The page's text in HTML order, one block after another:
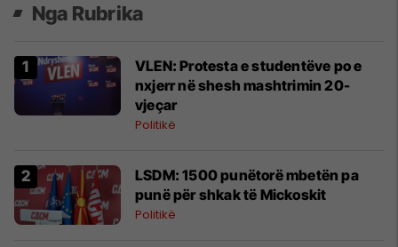
Nga Rubrika
VLEN: Protesta e studentëve po e
nxjerr në shesh mashtrimin 20-
vjeçar
Politikë
LSDM: 1500 punëtorë mbetën pa
punë për shkak të Mickoskit
Politikë